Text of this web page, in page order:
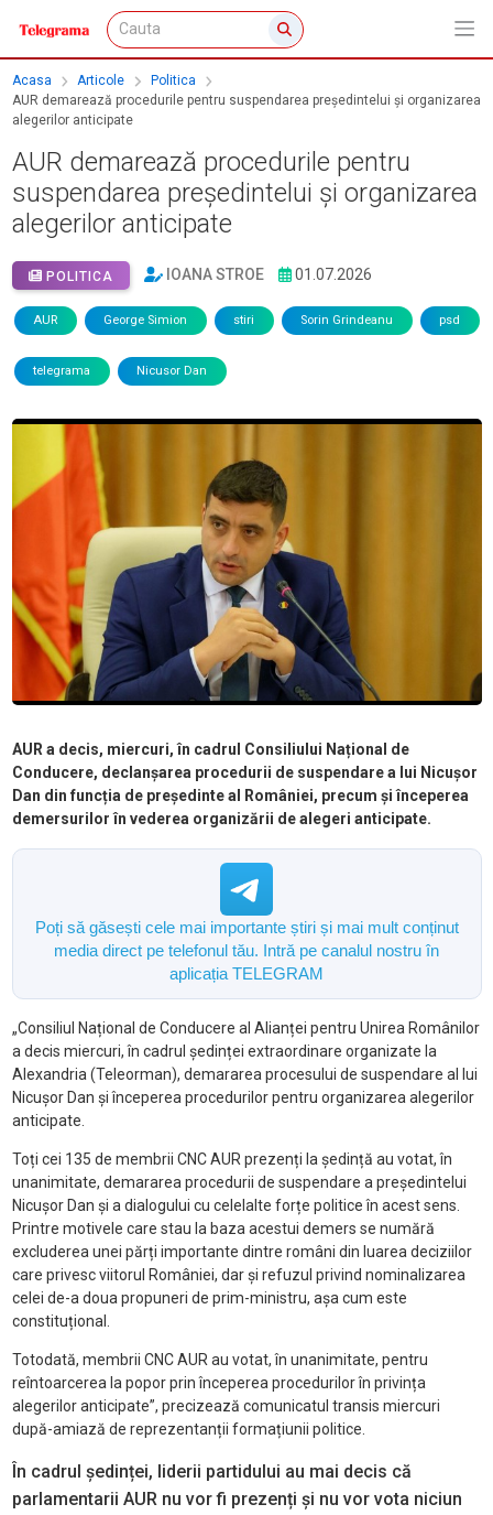
Acasa Articole
Politica
AUR demarează procedurile pentru suspendarea președintelui și organizarea
alegerilor anticipate
AUR demarează procedurile pentru
suspendarea președintelui și organizarea
alegerilor anticipate
POLITICA IOANA STROE 01.07.2026
AUR George Simion stiri Sorin Grindeanu psd
telegrama Nicusor Dan
AUR a decis, miercuri, în cadrul Consiliului Național de
Conducere, declanșarea procedurii de suspendare a lui Nicușor
Dan din funcția de președinte al României, precum și începerea
demersurilor în vederea organizării de alegeri anticipate.
Poți să găsești cele mai importante știri și mai mult conținut
media direct pe telefonul tău. Intră pe canalul nostru în
aplicația TELEGRAM
„Consiliul Național de Conducere al Alianței pentru Unirea Românilor
a decis miercuri, în cadrul ședinței extraordinare organizate la
Alexandria (Teleorman), demararea procesului de suspendare al lui
Nicușor Dan și începerea procedurilor pentru organizarea alegerilor
anticipate.
Toți cei 135 de membrii CNC AUR prezenți la ședință au votat, în
unanimitate, demararea procedurii de suspendare a președintelui
Nicușor Dan și a dialogului cu celelalte forțe politice în acest sens.
Printre motivele care stau la baza acestui demers se numără
excluderea unei părți importante dintre români din luarea deciziilor
care privesc viitorul României, dar și refuzul privind nominalizarea
celei de-a doua propuneri de prim-ministru, așa cum este
constituțional.
Totodată, membrii CNC AUR au votat, în unanimitate, pentru
reîntoarcerea la popor prin începerea procedurilor în privința
alegerilor anticipate”, precizează comunicatul transis miercuri
după-amiază de reprezentanții formațiunii politice.
În cadrul ședinței, liderii partidului au mai decis că
parlamentarii AUR nu vor fi prezenți și nu vor vota niciun